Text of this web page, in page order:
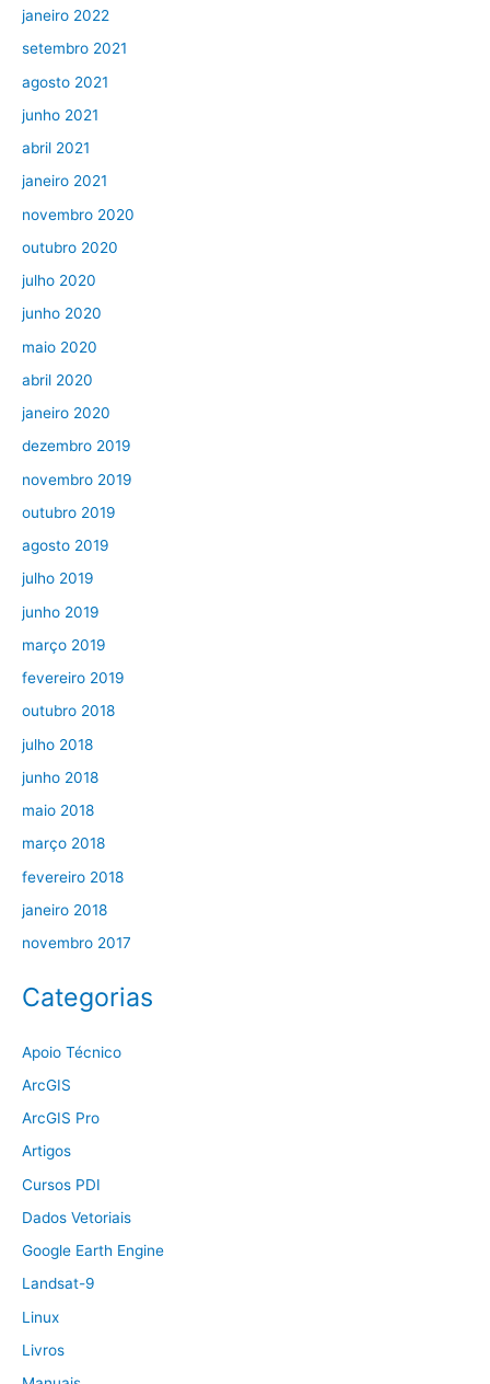
janeiro 2022
setembro 2021
agosto 2021
junho 2021
abril 2021
janeiro 2021
novembro 2020
outubro 2020
julho 2020
junho 2020
maio 2020
abril 2020
janeiro 2020
dezembro 2019
novembro 2019
outubro 2019
agosto 2019
julho 2019
junho 2019
março 2019
fevereiro 2019
outubro 2018
julho 2018
junho 2018
maio 2018
março 2018
fevereiro 2018
janeiro 2018
novembro 2017
Categorias
Apoio Técnico
ArcGIS
ArcGIS Pro
Artigos
Cursos PDI
Dados Vetoriais
Google Earth Engine
Landsat-9
Linux
Livros